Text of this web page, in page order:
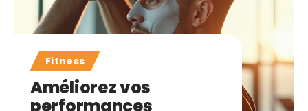
Fitness
Améliorez vos
performances